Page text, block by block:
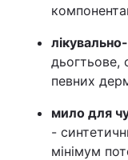
дьогтьове,
певних
мило для
-
мінімум